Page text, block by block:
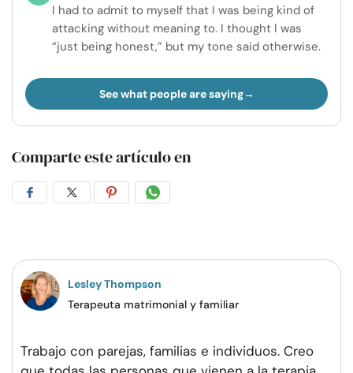
I had to admit to myself that I was being kind of
attacking without meaning to. I thought I was
“just being honest,” but my tone said otherwise.
See what people are saying
Comparte este artículo en
CompartirCompartirCompartirCompartir
Lesley Thompson
Terapeuta matrimonial y familiar
Trabajo con parejas, familias e individuos. Creo